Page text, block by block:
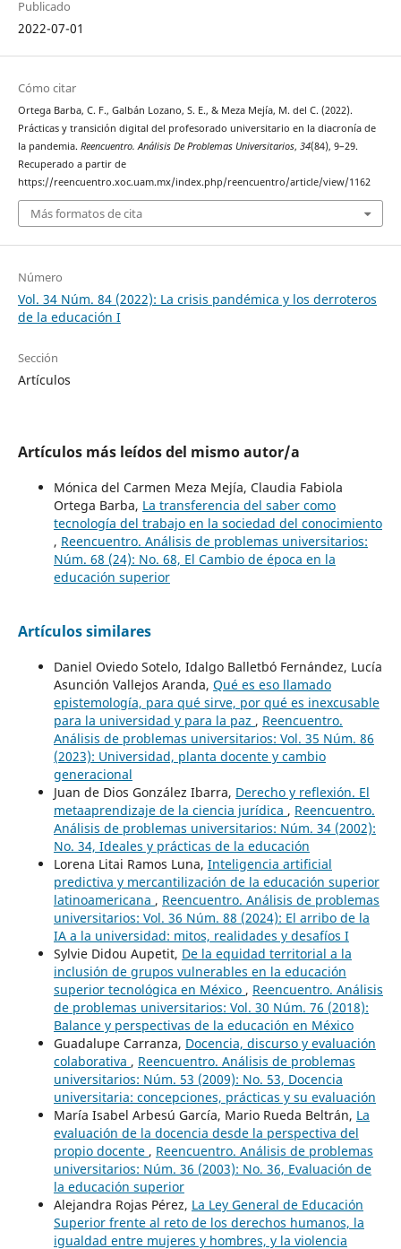
Publicado
2022-07-01
Cómo citar
Ortega Barba, C. F., Galbán Lozano, S. E., & Meza Mejía, M. del C. (2022).
Prácticas y transición digital del profesorado universitario en la diacronía de
la pandemia. Reencuentro. Análisis De Problemas Universitarios, 34(84), 9–29.
Recuperado a partir de
https://reencuentro.xoc.uam.mx/index.php/reencuentro/article/view/1162
Más formatos de cita
Número
Vol. 34 Núm. 84 (2022): La crisis pandémica y los derroteros
de la educación I
Sección
Artículos
Artículos más leídos del mismo autor/a
Mónica del Carmen Meza Mejía, Claudia Fabiola
Ortega Barba, La transferencia del saber como
tecnología del trabajo en la sociedad del conocimiento
, Reencuentro. Análisis de problemas universitarios:
Núm. 68 (24): No. 68, El Cambio de época en la
educación superior
Artículos similares
Daniel Oviedo Sotelo, Idalgo Balletbó Fernández, Lucía
Asunción Vallejos Aranda, Qué es eso llamado
epistemología, para qué sirve, por qué es inexcusable
para la universidad y para la paz , Reencuentro.
Análisis de problemas universitarios: Vol. 35 Núm. 86
(2023): Universidad, planta docente y cambio
generacional
Juan de Dios González Ibarra, Derecho y reflexión. El
metaaprendizaje de la ciencia jurídica , Reencuentro.
Análisis de problemas universitarios: Núm. 34 (2002):
No. 34, Ideales y prácticas de la educación
Lorena Litai Ramos Luna, Inteligencia artificial
predictiva y mercantilización de la educación superior
latinoamericana , Reencuentro. Análisis de problemas
universitarios: Vol. 36 Núm. 88 (2024): El arribo de la
IA a la universidad: mitos, realidades y desafíos I
Sylvie Didou Aupetit, De la equidad territorial a la
inclusión de grupos vulnerables en la educación
superior tecnológica en México , Reencuentro. Análisis
de problemas universitarios: Vol. 30 Núm. 76 (2018):
Balance y perspectivas de la educación en México
Guadalupe Carranza, Docencia, discurso y evaluación
colaborativa , Reencuentro. Análisis de problemas
universitarios: Núm. 53 (2009): No. 53, Docencia
universitaria: concepciones, prácticas y su evaluación
María Isabel Arbesú García, Mario Rueda Beltrán, La
evaluación de la docencia desde la perspectiva del
propio docente , Reencuentro. Análisis de problemas
universitarios: Núm. 36 (2003): No. 36, Evaluación de
la educación superior
Alejandra Rojas Pérez, La Ley General de Educación
Superior frente al reto de los derechos humanos, la
igualdad entre mujeres y hombres, y la violencia